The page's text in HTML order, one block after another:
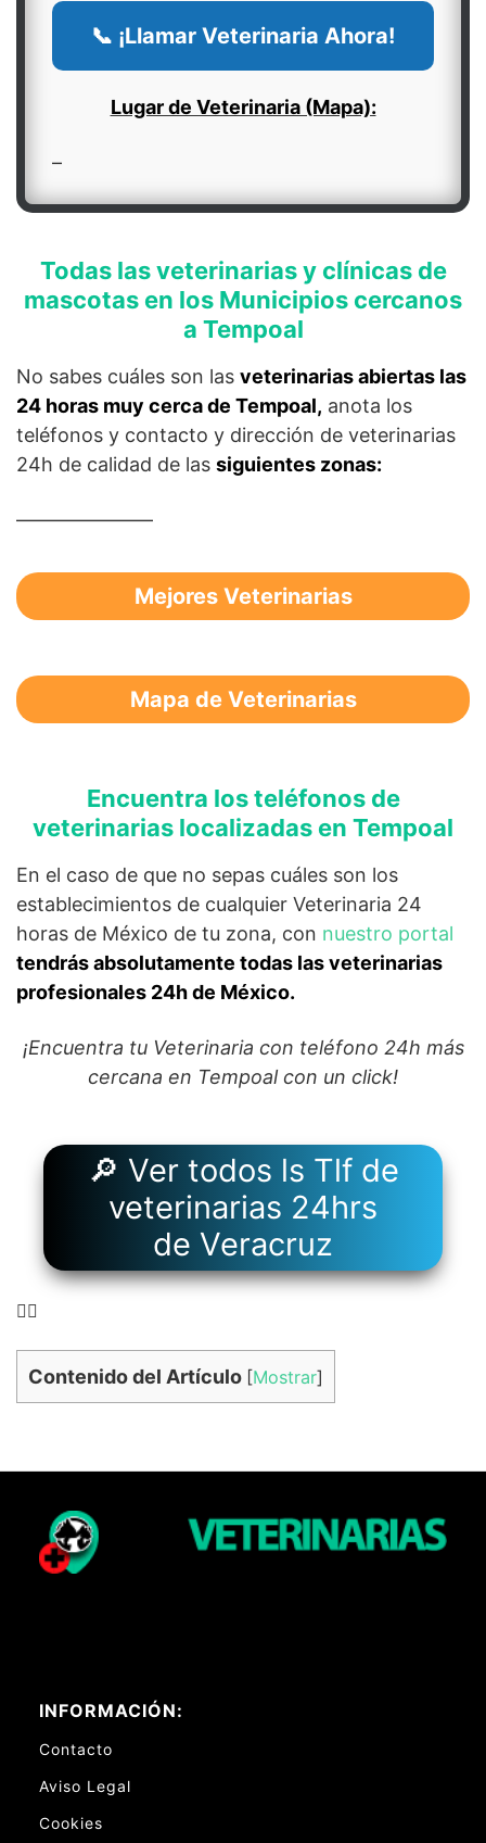
📞 ¡Llamar Veterinaria Ahora!
Lugar de Veterinaria (Mapa):
–
Todas las veterinarias y clínicas de
mascotas en los Municipios cercanos
a Tempoal
No sabes cuáles son las veterinarias abiertas las
24 horas muy cerca de Tempoal, anota los
teléfonos y contacto y dirección de veterinarias
24h de calidad de las siguientes zonas:
———————
Mejores Veterinarias
Mapa de Veterinarias
Encuentra los teléfonos de
veterinarias localizadas en Tempoal
En el caso de que no sepas cuáles son los
establecimientos de cualquier Veterinaria 24
horas de México de tu zona, con nuestro portal
tendrás absolutamente todas las veterinarias
profesionales 24h de México.
¡Encuentra tu Veterinaria con teléfono 24h más
cercana en Tempoal con un click!
🔎 Ver todos ls Tlf de
veterinarias 24hrs
de Veracruz
👉🏻
Contenido del Artículo [Mostrar]
INFORMACIÓN:
Contacto
Aviso Legal
Cookies